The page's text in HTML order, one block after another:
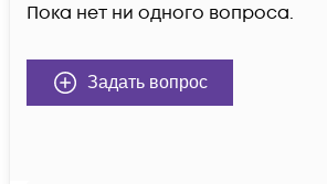
Пока нет ни одного вопроса.
Задать вопрос